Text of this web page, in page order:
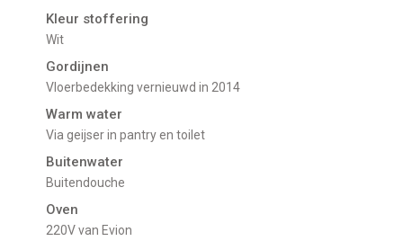
Kleur stoffering
Wit
Gordijnen
Vloerbedekking vernieuwd in 2014
Warm water
Via geijser in pantry en toilet
Buitenwater
buitendouche
Oven
220V van Evion